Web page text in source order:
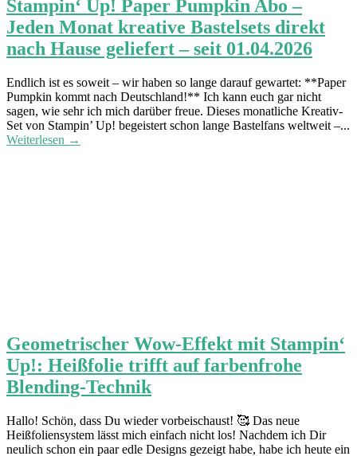
Stampin‘ Up! Paper Pumpkin Abo –
Jeden Monat kreative Bastelsets direkt
nach Hause geliefert – seit 01.04.2026
Endlich ist es soweit – wir haben so lange darauf gewartet: **Paper
Pumpkin kommt nach Deutschland!** Ich kann euch gar nicht
sagen, wie sehr ich mich darüber freue. Dieses monatliche Kreativ-
Set von Stampin’ Up! begeistert schon lange Bastelfans weltweit –...
Weiterlesen →
Geometrischer Wow-Effekt mit Stampin‘
Up!: Heißfolie trifft auf farbenfrohe
Blending-Technik
Hallo! Schön, dass Du wieder vorbeischaust! 🥰 Das neue
Heißfoliensystem lässt mich einfach nicht los! Nachdem ich Dir
neulich schon ein paar edle Designs gezeigt habe, habe ich heute ein